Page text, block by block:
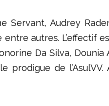
Servant, Audrey
autres. L’effectif
Da Silva, Dounia
de l’AsulVV.